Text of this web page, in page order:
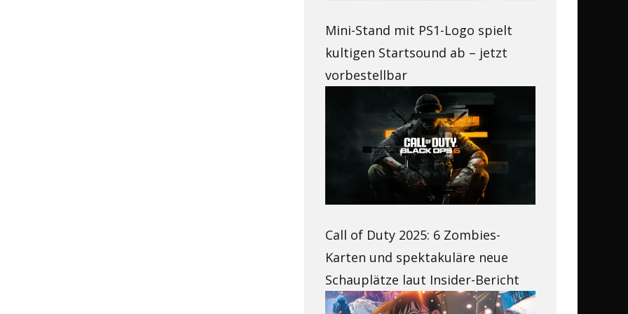
Mini-Stand mit PS1-Logo spielt
kultigen Startsound ab – jetzt
vorbestellbar
Call of Duty 2025: 6 Zombies-
Karten und spektakuläre neue
Schauplätze laut Insider-Bericht